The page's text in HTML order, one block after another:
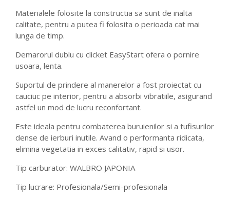
Materialele folosite la constructia sa sunt de inalta
calitate, pentru a putea fi folosita o perioada cat mai
lunga de timp.
Demarorul dublu cu clicket EasyStart ofera o pornire
usoara, lenta.
Suportul de prindere al manerelor a fost proiectat cu
cauciuc pe interior, pentru a absorbi vibratiile, asigurand
astfel un mod de lucru reconfortant.
Este ideala pentru combaterea buruienilor si a tufisurilor
dense de ierburi inutile. Avand o performanta ridicata,
elimina vegetatia in exces calitativ, rapid si usor.
Tip carburator: WALBRO JAPONIA
Tip lucrare: Profesionala/Semi-profesionala